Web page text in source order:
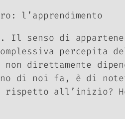
l’apprendimento
Il senso di
direttamente
di noi fa, è di
all’inizio?